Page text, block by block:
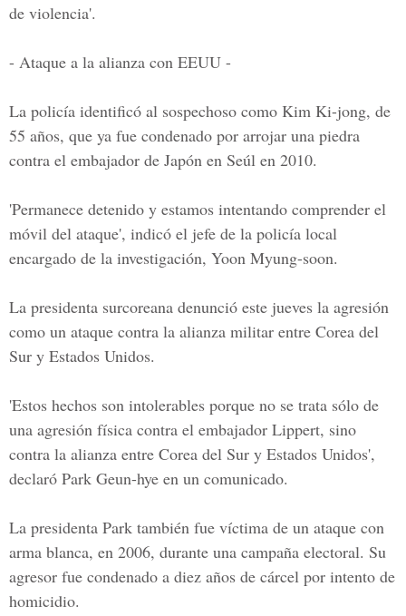
de violencia'.
- Ataque a la alianza con EEUU -
La policía identificó al sospechoso como Kim Ki-jong, de
55 años, que ya fue condenado por arrojar una piedra
contra el embajador de Japón en Seúl en 2010.
'Permanece detenido y estamos intentando comprender el
móvil del ataque', indicó el jefe de la policía local
encargado de la investigación, Yoon Myung-soon.
La presidenta surcoreana denunció este jueves la agresión
como un ataque contra la alianza militar entre Corea del
Sur y Estados Unidos.
'Estos hechos son intolerables porque no se trata sólo de
una agresión física contra el embajador Lippert, sino
contra la alianza entre Corea del Sur y Estados Unidos',
declaró Park Geun-hye en un comunicado.
La presidenta Park también fue víctima de un ataque con
arma blanca, en 2006, durante una campaña electoral. Su
agresor fue condenado a diez años de cárcel por intento de
homicidio.